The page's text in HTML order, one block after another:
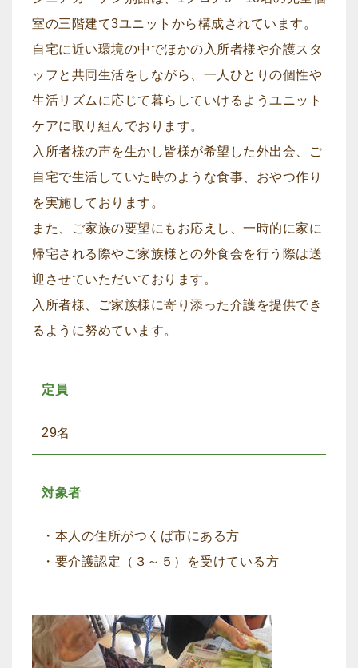
室の三階建て3ユニットから構成されています。
自宅に近い環境の中でほかの入所者様や介護スタ
ッフと共同生活をしながら、一人ひとりの個性や
生活リズムに応じて暮らしていけるようユニット
ケアに取り組んでおります。
入所者様の声を生かし皆様が希望した外出会、ご
自宅で生活していた時のような食事、おやつ作り
を実施しております。
また、ご家族の要望にもお応えし、一時的に家に
帰宅される際やご家族様との外食会を行う際は送
迎させていただいております。
入所者様、ご家族様に寄り添った介護を提供でき
るように努めています。
定員
29名
対象者
・本人の住所がつくば市にある方
・要介護認定（３～５）を受けている方